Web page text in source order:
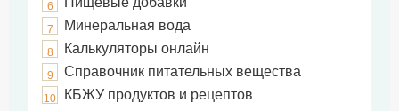
6
7 Минеральная вода
8 Калькуляторы онлайн
9 Справочник питательных вещества
10 КБЖУ продуктов и рецептов